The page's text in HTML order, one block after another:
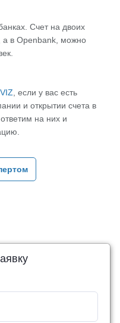
Счет на двоих
а в Openbank, можно
, если у вас есть
и открытии счета в
на них и